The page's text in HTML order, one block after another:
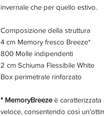
invernale che per quello estivo.
Composizione della struttura
4 cm Memory fresco Breeze*
800 Molle indipendenti
2 cm Schiuma Flessibile White
Box perimetrale rinforzato
* MemoryBreezeè caratterizzata
veloce, consentendo così